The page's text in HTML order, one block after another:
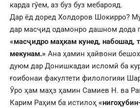
карда гӯем, аз буз буз мебарояд.
Дар ёд доред Холдоров Шокирро?
дар масҷид одамонро дашном дода
«масҷидро маҳкам кунед, набошад,
мекунам.» Ана ҳамин ҳайвони
дуюм дар Донишкадаи исломӣ ба
ғоибонаи факултети филологияи
Ӯро ҳам маҳз ҳамин Самиев Н. ва
Карим Раҳим ба истилоҳ